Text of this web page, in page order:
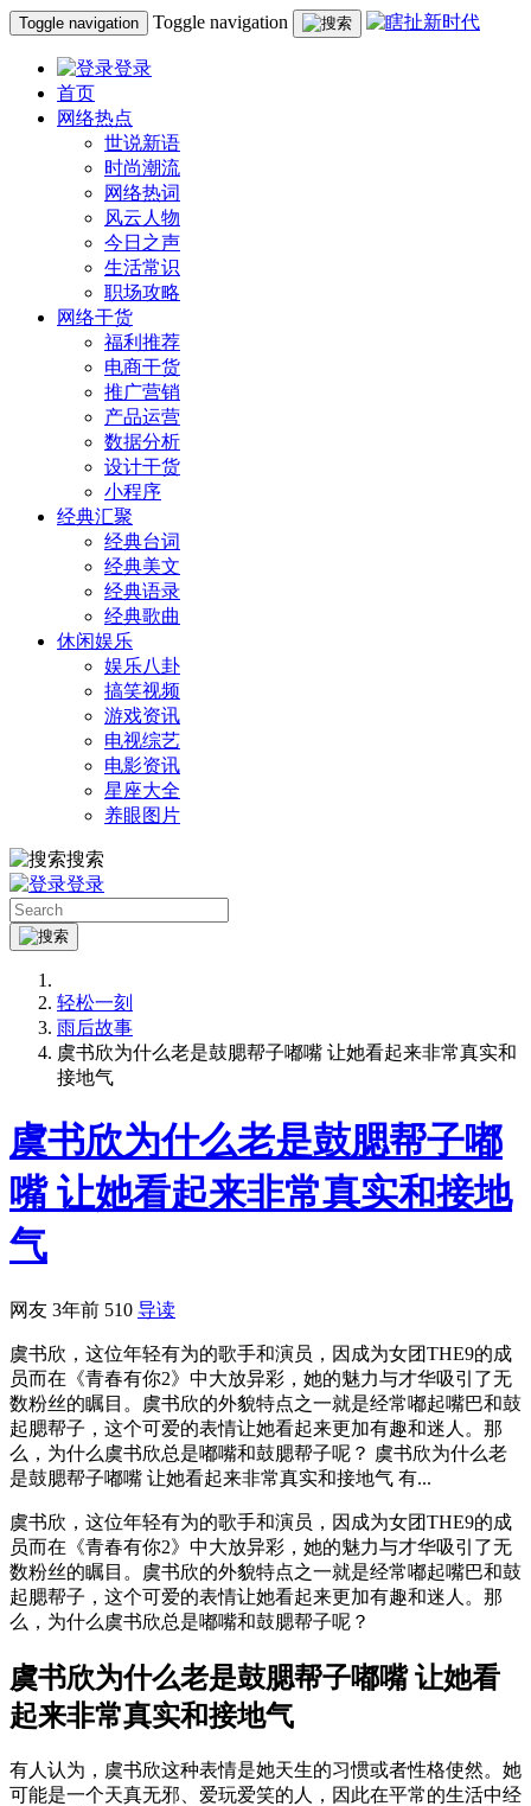
Toggle navigation Toggle navigation
登录
首页
网络热点
世说新语
时尚潮流
网络热词
风云人物
今日之声
生活常识
职场攻略
网络干货
福利推荐
电商干货
推广营销
产品运营
数据分析
设计干货
小程序
经典汇聚
经典台词
经典美文
经典语录
经典歌曲
休闲娱乐
娱乐八卦
搞笑视频
游戏资讯
电视综艺
电影资讯
星座大全
养眼图片
搜索
登录
轻松一刻
雨后故事
虞书欣为什么老是鼓腮帮子嘟嘴 让她看起来非常真实和
接地气
虞书欣为什么老是鼓腮帮子嘟
嘴 让她看起来非常真实和接地
气
网友 3年前 510 导读
虞书欣，这位年轻有为的歌手和演员，因成为女团THE9的成
员而在《青春有你2》中大放异彩，她的魅力与才华吸引了无
数粉丝的瞩目。虞书欣的外貌特点之一就是经常嘟起嘴巴和鼓
起腮帮子，这个可爱的表情让她看起来更加有趣和迷人。那
么，为什么虞书欣总是嘟嘴和鼓腮帮子呢？ 虞书欣为什么老
是鼓腮帮子嘟嘴 让她看起来非常真实和接地气 有...
虞书欣，这位年轻有为的歌手和演员，因成为女团THE9的成
员而在《青春有你2》中大放异彩，她的魅力与才华吸引了无
数粉丝的瞩目。虞书欣的外貌特点之一就是经常嘟起嘴巴和鼓
起腮帮子，这个可爱的表情让她看起来更加有趣和迷人。那
么，为什么虞书欣总是嘟嘴和鼓腮帮子呢？
虞书欣为什么老是鼓腮帮子嘟嘴 让她看
起来非常真实和接地气
有人认为，虞书欣这种表情是她天生的习惯或者性格使然。她
可能是一个天真无邪、爱玩爱笑的人，因此在平常的生活中经